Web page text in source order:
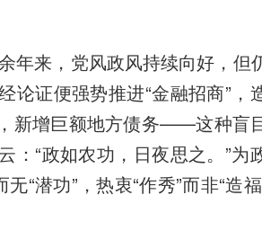
年来，党风政风持续向好，但
论证便强势推进“金融招商”，
新增巨额地方债务——这种盲
：“政如农功，日夜思之。”为
“潜功”，热衷“作秀”而非“造